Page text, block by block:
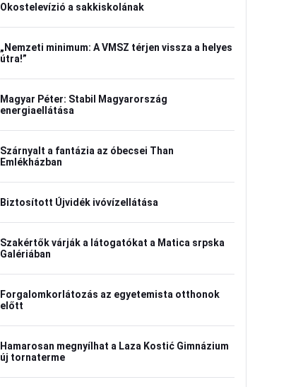
Okostelevízió a sakkiskolának
„Nemzeti minimum: A VMSZ térjen vissza a helyes
útra!”
Magyar Péter: Stabil Magyarország
energiaellátása
Szárnyalt a fantázia az óbecsei Than
Emlékházban
Biztosított Újvidék ivóvízellátása
Szakértők várják a látogatókat a Matica srpska
Galériában
Forgalomkorlátozás az egyetemista otthonok
előtt
Hamarosan megnyílhat a Laza Kostić Gimnázium
új tornaterme